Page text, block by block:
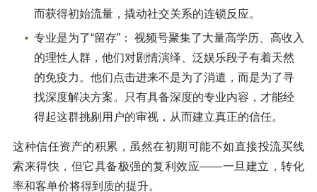
而获得初始流量，撬动社交关系的连锁反应。
专业是为了“留存”： 视频号聚集了大量高学历、高收入
的理性人群，他们对剧情演绎、泛娱乐段子有着天然
的免疫力。他们点击进来不是为了消遣，而是为了寻
找深度解决方案。只有具备深度的专业内容，才能经
得起这群挑剔用户的审视，从而建立真正的信任。
这种信任资产的积累，虽然在初期可能不如直接投流买线
索来得快，但它具备极强的复利效应——一旦建立，转化
率和客单价将得到质的提升。